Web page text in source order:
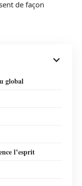
de façon
global
l’esprit